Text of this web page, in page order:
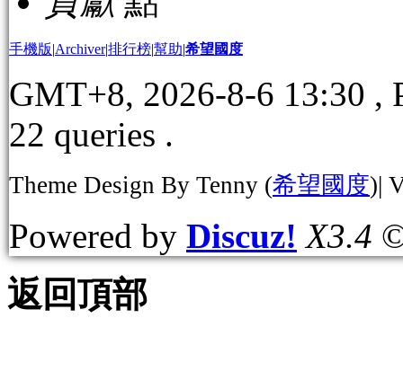
手機版|Archiver|排行榜|幫助|希望國度
GMT+8, 2026-8-6 13:30 ,
22 queries .
Theme Design By Tenny (希望國度)|
Powered by Discuz! X3.4
返回頂部